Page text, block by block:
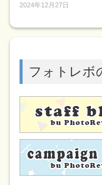
2024年12月27日
フォトレボ